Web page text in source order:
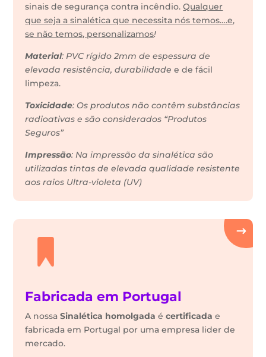
sinais de segurança contra incêndio.Qualquer
que seja a sinalética que necessita nós temos….e,
se não temos, personalizamos!
Material: PVC rígido 2mm de espessura de
elevada resistência, durabilidadee de fácil
limpeza.
Toxicidade: Os produtos não contêm substâncias
radioativas e são considerados “Produtos
Seguros”
Impressão: Na impressão da sinalética são
utilizadas tintas de elevada qualidade resistente
aos raios Ultra-violeta (UV)
Fabricada em Portugal
A nossaSinalética homolgada écertificada e
fabricada em Portugal por uma empresa lider de
mercado.